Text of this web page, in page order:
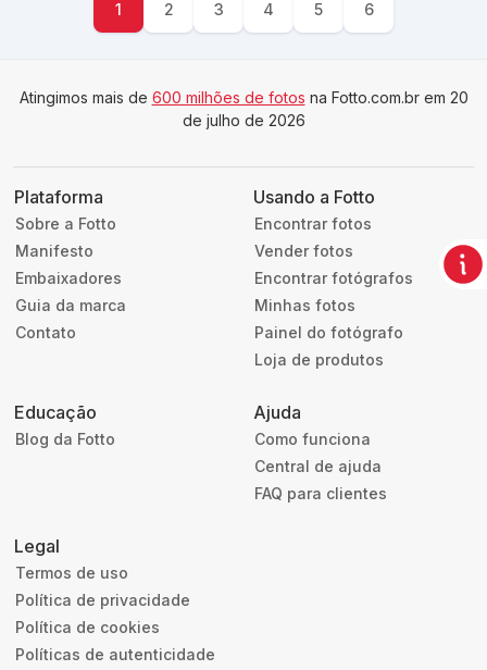
1 2 3 4 5 6
Atingimos mais de 600 milhões de fotos na Fotto.com.br em 20
de julho de 2026
Plataforma
Sobre a Fotto
Manifesto
Embaixadores
Guia da marca
Contato
Usando a Fotto
Encontrar fotos
Vender fotos
Encontrar fotógrafos
Minhas fotos
Painel do fotógrafo
Loja de produtos
Educação
Blog da Fotto
Ajuda
Como funciona
Central de ajuda
FAQ para clientes
Legal
Termos de uso
Política de privacidade
Política de cookies
Políticas de autenticidade